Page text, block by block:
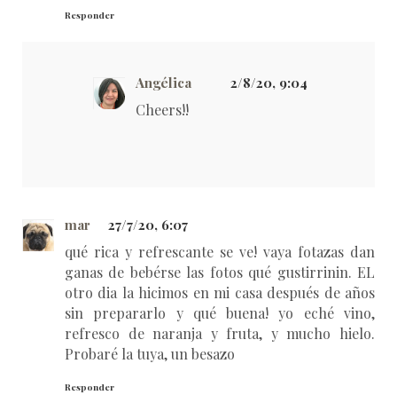
Responder
Angélica 2/8/20, 9:04
Cheers!!
mar 27/7/20, 6:07
qué rica y refrescante se ve! vaya fotazas dan
ganas de bebérse las fotos qué gustirrinin. EL
otro dia la hicimos en mi casa después de años
sin prepararlo y qué buena! yo eché vino,
refresco de naranja y fruta, y mucho hielo.
Probaré la tuya, un besazo
Responder